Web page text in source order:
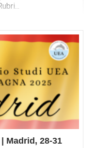
...
Madrid, 28-31